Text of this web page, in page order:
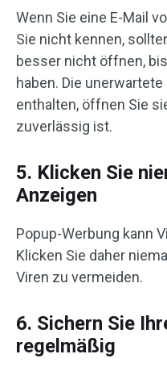
Wenn Sie eine E-Mail
Sie nicht kennen,
besser nicht öffnen,
haben. Die
enthalten, öffnen Sie
zuverlässig ist.
5. Klicken Sie
Anzeigen
Popup-Werbung kann
Klicken Sie daher
Viren zu vermeiden.
6. Sichern Sie
regelmäßig